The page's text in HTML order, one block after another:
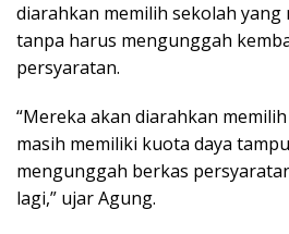
diarahkan memilih sekolah
tanpa harus mengunggah
persyaratan.
“Mereka akan diarahkan
masih memiliki kuota daya
mengunggah berkas
lagi,” ujar Agung.